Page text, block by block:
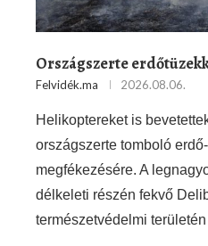
Országszerte
Felvidék.ma 2026.08.06.
Helikoptereket is
országszerte tomboló
megfékezésére. A
délkeleti részén fekvő
természetvédelmi